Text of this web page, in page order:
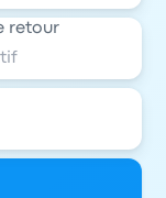
retour